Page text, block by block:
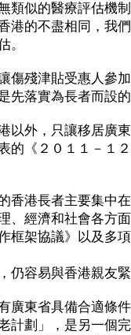
類似的醫療評估機
港的不盡相同，我
。
殘津貼受惠人參加
先落實為長者而設
外，只讓移居廣東
的《２０１１－１
香港長者主要集中
、經濟和社會各方
框架協議》以及多
仍容易與香港親友
東省具備合適條件
計劃」，是另一個